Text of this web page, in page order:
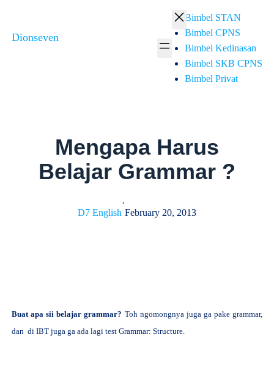
content
Dionseven
Bimbel STAN
Bimbel CPNS
Bimbel Kedinasan
Bimbel SKB CPNS
Bimbel Privat
Mengapa Harus
Belajar Grammar ?
D7 English
·
February 20, 2013
Buat apa sii belajar grammar? Toh ngomongnya juga ga pake grammar,
dan di IBT juga ga ada lagi test Grammar: Structure.